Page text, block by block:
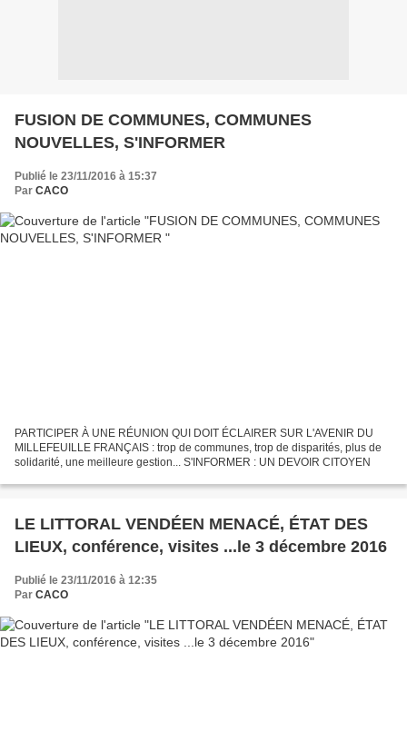
FUSION DE COMMUNES, COMMUNES
NOUVELLES, S'INFORMER
Publié le 23/11/2016 à 15:37
Par CACO
PARTICIPER À UNE RÉUNION QUI DOIT ÉCLAIRER SUR L'AVENIR DU
MILLEFEUILLE FRANÇAIS : trop de communes, trop de disparités, plus de
solidarité, une meilleure gestion... S'INFORMER : UN DEVOIR CITOYEN
LE LITTORAL VENDÉEN MENACÉ, ÉTAT DES
LIEUX, conférence, visites ...le 3 décembre 2016
Publié le 23/11/2016 à 12:35
Par CACO